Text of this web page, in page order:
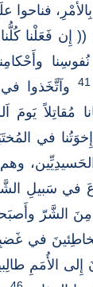
فناحوا
فَعَلْنا
41
وآتَّخَذوا
مُقاتِلاً يَومَ
في
في سَبيلِ
مِنَ الشَّرّ
في
الأُمَمِ